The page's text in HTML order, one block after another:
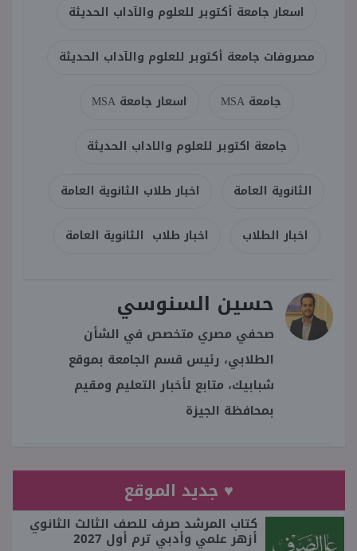
اسعار جامعة أكتوبر للعلوم والآداب الحديثة
مصروفات جامعة أكتوبر للعلوم والآداب الحديثة
جامعة MSA اسعار جامعة MSA
جامعة اكتوبر للعلوم والاداب الحديثة
الثانوية العامة اخبار طلاب الثانوية العامة
اخبار الطلاب اخبار طلاب الثانوية العامة
حسين السنوسي
صحفي مصري متخصص في الشأن
الطلابي، رئيس قسم الجامعة بموقع
شبابيك، متابع لأخبار التعليم ومقيم
بمحافظة الجيزة
♥ جديد الموقع
كتاب المرشد صرف للصف الثالث الثانوي
أزهر علمي وأدبي ترم أول 2027